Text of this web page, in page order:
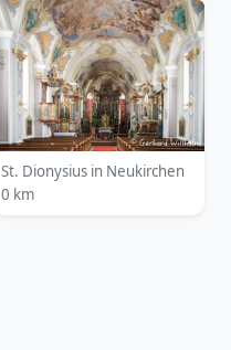
St. Dionysius in Neukirchen
0 km